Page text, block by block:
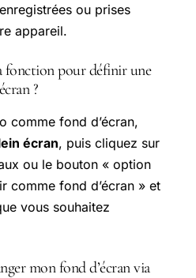
ou prises
appareil.
fonction pour définir une
?
comme fond d’écran,
écran, puis cliquez sur
ou le bouton « option
comme fond d’écran » et
vous souhaitez
mon fond d’écran via